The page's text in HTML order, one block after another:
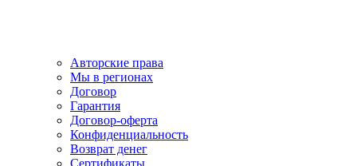
Авторские права
Мы в регионах
Договор
Гарантия
Договор-оферта
Конфиденциальность
Возврат денег
Сертификаты